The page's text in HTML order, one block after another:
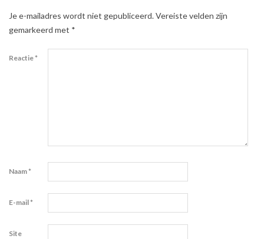
Je e-mailadres wordt niet gepubliceerd.Vereiste velden zijn
gemarkeerd met *
Reactie*
Naam*
E-mail*
Site